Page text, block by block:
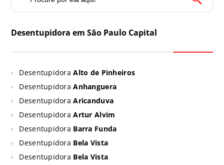
Desentupidora em São Paulo Capital
DesentupidoraAlto de Pinheiros
DesentupidoraAnhanguera
DesentupidoraAricanduva
DesentupidoraArtur Alvim
Desentupidora Barra Funda
Desentupidora Bela Vista
Desentupidora Bela Vista